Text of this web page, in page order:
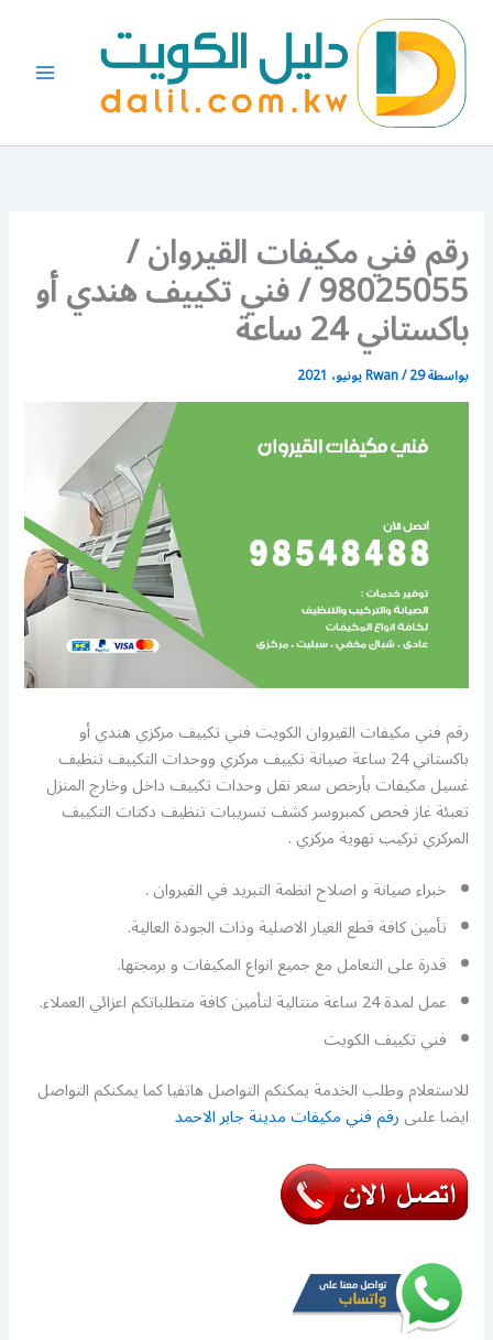
المحتوى
رقم فني مكيفات القيروان /
98025055 / فني تكييف هندي أو
باكستاني 24 ساعة
بواسطة Rwan/29 يونيو، 2021
رقم فني مكيفات القيروان الكويت فني تكييف مركزي هندي أو
باكستاني 24 ساعة صيانة تكييف مركزي ووحدات التكييف تنظيف
غسيل مكيفات بأرخص سعر نقل وحدات تكييف داخل وخارج المنزل
تعبئة غاز فحص كمبروسر كشف تسريبات تنظيف دكتات التكييف
المركزي تركيب تهوية مركزي .
خبراء صيانة و اصلاح انظمة التبريد في القيروان .
تأمين كافة قطع الغيار الاصلية وذات الجودة العالية.
قدرة على التعامل مع جميع انواع المكيفات و برمجتها.
عمل لمدة 24 ساعة متتالية لتأمين كافة متطلباتكم اعزائي العملاء.
فني تكييف الكويت
للاستعلام وطلب الخدمة يمكنكم التواصل هاتفيا كما يمكنكم التواصل
ايضا علىىرقم فني مكيفات مدينة جابر الاحمد